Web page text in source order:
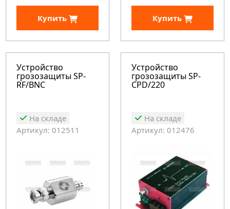
Купить Купить
Устройство
грозозащиты SP-
RF/BNC
На складе
Артикул: 012511
Устройство
грозозащиты SP-
CPD/220
На складе
Артикул: 012476